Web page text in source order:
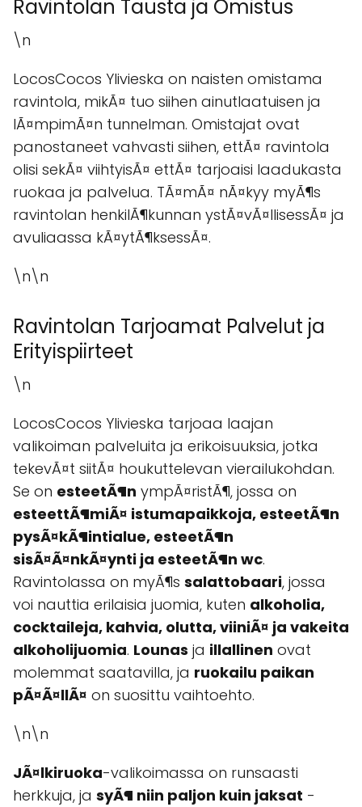
Ravintolan Tausta ja Omistus
\n
LocosCocos Ylivieska on naisten omistama
ravintola, mikÃ¤ tuo siihen ainutlaatuisen ja
lÃ¤mpimÃ¤n tunnelman. Omistajat ovat
panostaneet vahvasti siihen, ettÃ¤ ravintola
olisi sekÃ¤ viihtyisÃ¤ ettÃ¤ tarjoaisi laadukasta
ruokaa ja palvelua. TÃ¤mÃ¤ nÃ¤kyy myÃ¶s
ravintolan henkilÃ¶kunnan ystÃ¤vÃ¤llisessÃ¤ ja
avuliaassa kÃ¤ytÃ¶ksessÃ¤.
\n\n
Ravintolan Tarjoamat Palvelut ja
Erityispiirteet
\n
LocosCocos Ylivieska tarjoaa laajan
valikoiman palveluita ja erikoisuuksia, jotka
tekevÃ¤t siitÃ¤ houkuttelevan vierailukohdan.
Se on esteetÃ¶n ympÃ¤ristÃ¶, jossa on
esteettÃ¶miÃ¤ istumapaikkoja, esteetÃ¶n
pysÃ¤kÃ¶intialue, esteetÃ¶n
sisÃ¤Ã¤nkÃ¤ynti ja esteetÃ¶n wc.
Ravintolassa on myÃ¶s salattobaari, jossa
voi nauttia erilaisia juomia, kuten alkoholia,
cocktaileja, kahvia, olutta, viiniÃ¤ ja vakeita
alkoholijuomia. Lounas ja illallinen ovat
molemmat saatavilla, ja ruokailu paikan
pÃ¤Ã¤llÃ¤ on suosittu vaihtoehto.
\n\n
JÃ¤lkiruoka-valikoimassa on runsaasti
herkkuja, ja syÃ¶ niin paljon kuin jaksat -